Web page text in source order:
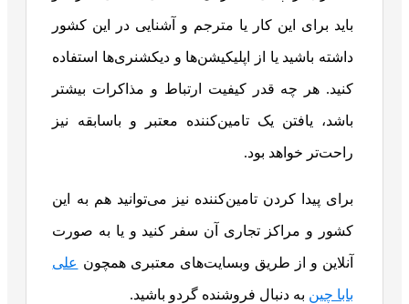
باید برای این کار یا مترجم و آشنایی در این کشور
داشته باشید یا از اپلیکیشن‌ها و دیکشنری‌ها استفاده
کنید. هر چه قدر کیفیت ارتباط و مذاکرات بیشتر
باشد، یافتن یک تامین‌کننده معتبر و باسابقه نیز
راحت‌تر خواهد بود.
برای پیدا کردن تامین‌کننده نیز می‌توانید هم به این
کشور و مراکز تجاری آن سفر کنید و یا به صورت
آنلاین و از طریق وبسایت‌های معتبری همچون علی
بابا چین به دنبال فروشنده گردو باشید.